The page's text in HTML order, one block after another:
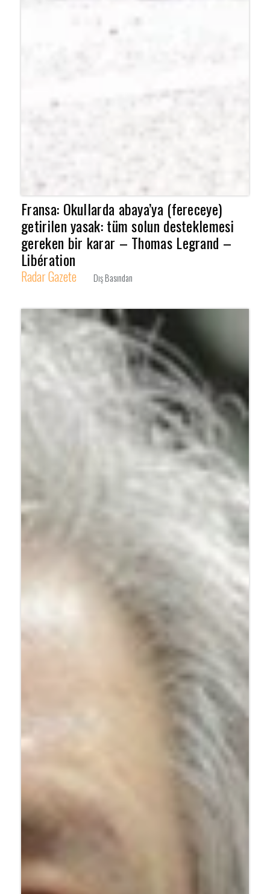
Fransa: Okullarda abaya’ya (fereceye)
getirilen yasak: tüm solun desteklemesi
gereken bir karar – Thomas Legrand –
Libération
Radar Gazete Dış Basından